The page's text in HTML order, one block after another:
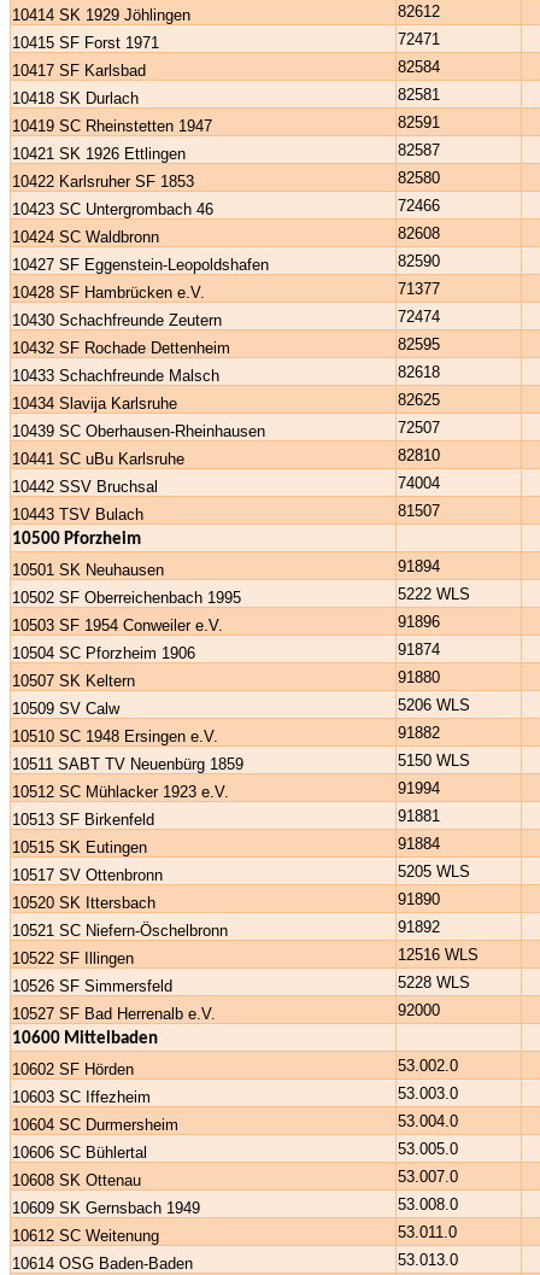
10414 SK 1929 Jöhlingen
82612
10415 SF Forst 1971
72471
10417 SF Karlsbad
82584
10418 SK Durlach
82581
10419 SC Rheinstetten 1947
82591
10421 SK 1926 Ettlingen
82587
10422 Karlsruher SF 1853
82580
10423 SC Untergrombach 46
72466
10424 SC Waldbronn
82608
10427 SF Eggenstein-Leopoldshafen
82590
10428 SF Hambrücken e.V.
71377
10430 Schachfreunde Zeutern
72474
10432 SF Rochade Dettenheim
82595
10433 Schachfreunde Malsch
82618
10434 Slavija Karlsruhe
82625
10439 SC Oberhausen-Rheinhausen
72507
10441 SC uBu Karlsruhe
82810
10442 SSV Bruchsal
74004
10443 TSV Bulach
81507
10500 Pforzheim
10501 SK Neuhausen
91894
10502 SF Oberreichenbach 1995
5222 WLS
10503 SF 1954 Conweiler e.V.
91896
10504 SC Pforzheim 1906
91874
10507 SK Keltern
91880
10509 SV Calw
5206 WLS
10510 SC 1948 Ersingen e.V.
91882
10511 SABT TV Neuenbürg 1859
5150 WLS
10512 SC Mühlacker 1923 e.V.
91994
10513 SF Birkenfeld
91881
10515 SK Eutingen
91884
10517 SV Ottenbronn
5205 WLS
10520 SK Ittersbach
91890
10521 SC Niefern-Öschelbronn
91892
10522 SF Illingen
12516 WLS
10526 SF Simmersfeld
5228 WLS
10527 SF Bad Herrenalb e.V.
92000
10600 Mittelbaden
10602 SF Hörden
53.002.0
10603 SC Iffezheim
53.003.0
10604 SC Durmersheim
53.004.0
10606 SC Bühlertal
53.005.0
10608 SK Ottenau
53.007.0
10609 SK Gernsbach 1949
53.008.0
10612 SC Weitenung
53.011.0
10614 OSG Baden-Baden
53.013.0